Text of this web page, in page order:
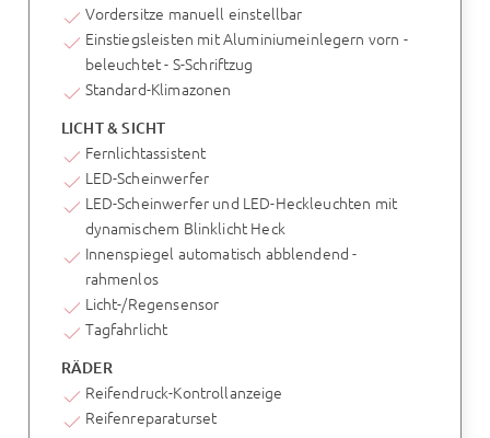
Vordersitze manuell einstellbar
Einstiegsleisten mit Aluminiumeinlegern vorn -
beleuchtet - S-Schriftzug
Standard-Klimazonen
LICHT & SICHT
Fernlichtassistent
LED-Scheinwerfer
LED-Scheinwerfer und LED-Heckleuchten mit
dynamischem Blinklicht Heck
Innenspiegel automatisch abblendend -
rahmenlos
Licht-/Regensensor
Tagfahrlicht
RÄDER
Reifendruck-Kontrollanzeige
Reifenreparaturset